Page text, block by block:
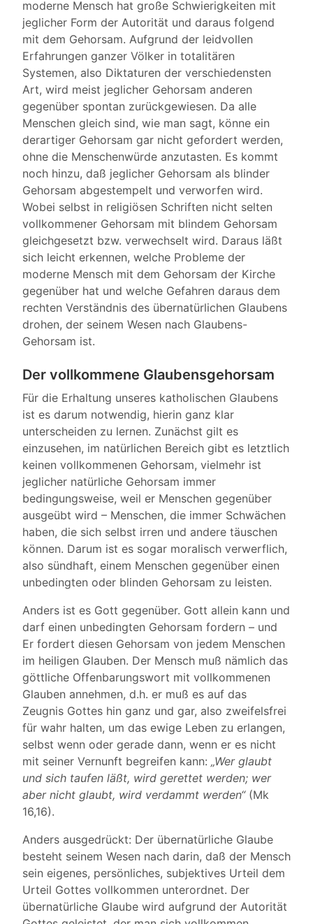
moderne Mensch hat große Schwierigkeiten mit
jeglicher Form der Autorität und daraus folgend
mit dem Gehorsam. Aufgrund der leidvollen
Erfahrungen ganzer Völker in totalitären
Systemen, also Diktaturen der verschiedensten
Art, wird meist jeglicher Gehorsam anderen
gegenüber spontan zurückgewiesen. Da alle
Menschen gleich sind, wie man sagt, könne ein
derartiger Gehorsam gar nicht gefordert werden,
ohne die Menschenwürde anzutasten. Es kommt
noch hinzu, daß jeglicher Gehorsam als blinder
Gehorsam abgestempelt und verworfen wird.
Wobei selbst in religiösen Schriften nicht selten
vollkommener Gehorsam mit blindem Gehorsam
gleichgesetzt bzw. verwechselt wird. Daraus läßt
sich leicht erkennen, welche Probleme der
moderne Mensch mit dem Gehorsam der Kirche
gegenüber hat und welche Gefahren daraus dem
rechten Verständnis des übernatürlichen Glaubens
drohen, der seinem Wesen nach Glaubens-
Gehorsam ist.
Der vollkommene Glaubensgehorsam
Für die Erhaltung unseres katholischen Glaubens
ist es darum notwendig, hierin ganz klar
unterscheiden zu lernen. Zunächst gilt es
einzusehen, im natürlichen Bereich gibt es letztlich
keinen vollkommenen Gehorsam, vielmehr ist
jeglicher natürliche Gehorsam immer
bedingungsweise, weil er Menschen gegenüber
ausgeübt wird – Menschen, die immer Schwächen
haben, die sich selbst irren und andere täuschen
können. Darum ist es sogar moralisch verwerflich,
also sündhaft, einem Menschen gegenüber einen
unbedingten oder blinden Gehorsam zu leisten.
Anders ist es Gott gegenüber. Gott allein kann und
darf einen unbedingten Gehorsam fordern – und
Er fordert diesen Gehorsam von jedem Menschen
im heiligen Glauben. Der Mensch muß nämlich das
göttliche Offenbarungswort mit vollkommenen
Glauben annehmen, d.h. er muß es auf das
Zeugnis Gottes hin ganz und gar, also zweifelsfrei
für wahr halten, um das ewige Leben zu erlangen,
selbst wenn oder gerade dann, wenn er es nicht
mit seiner Vernunft begreifen kann: „Wer glaubt
und sich taufen läßt, wird gerettet werden; wer
aber nicht glaubt, wird verdammt werden“(Mk
16,16).
Anders ausgedrückt: Der übernatürliche Glaube
besteht seinem Wesen nach darin, daß der Mensch
sein eigenes, persönliches, subjektives Urteil dem
Urteil Gottes vollkommen unterordnet. Der
übernatürliche Glaube wird aufgrund der Autorität